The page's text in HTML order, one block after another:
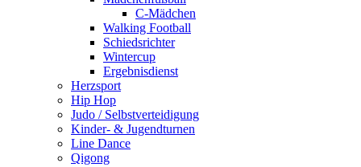
C-Mädchen
Walking Football
Schiedsrichter
Wintercup
Ergebnisdienst
Herzsport
Hip Hop
Judo / Selbstverteidigung
Kinder- & Jugendturnen
Line Dance
Qigong